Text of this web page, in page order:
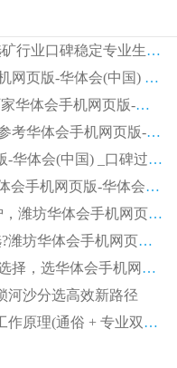
2026CTG 干式磁选机降本增效选购指南 选矿行业口碑稳定专业生产强者盘点
2026 湿式分选磁选机选购解析，华体会手机网页版-华体会(中国) 设备综合实力详解
2026 市场主流磁选机靠谱品牌推荐 案例厂家华体会手机网页版-华体会(中国) 大众倾心之选
2026 磁选机厂家推荐选购指南，实地走访参考华体会手机网页版-华体会(中国) 合作口碑表现
2026选强磁滚筒厂家就找华体会手机网页版-华体会(中国) _口碑过硬用料扎实_性价比优势突出
2026磁选机好的十大品牌生产厂家排名|华体会手机网页版-华体会(中国) 凭实力入磅
权威湿式磁选机哪家好?2026 实测榜单出炉，潍坊华体会手机网页版-华体会(中国) 大厂实力领跑
青州磁选机 TOP 前十厂家|靠谱品牌怎么选?潍坊华体会手机网页版-华体会(中国) 实力出圈
2026 CTB半逆流永磁筒式磁选机厂家如何选择，选华体会手机网页版-华体会(中国) 原因，硬核实测不踩坑指南
河沙分选高效新路径
福建2026性价比高的河沙磁选机生产厂家工作原理(通俗 + 专业双版，适配产品文案/介绍使用)